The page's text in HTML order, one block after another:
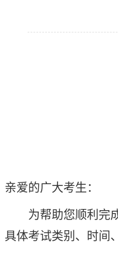
亲爱的广大考生：
为帮助您顺利完
具体考试类别、时间